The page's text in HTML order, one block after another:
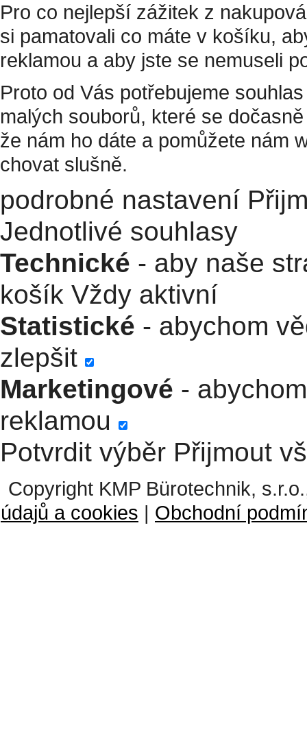
Pro co nejlepší zážitek z
si pamatovali co máte v košíku,
reklamou a aby jste se nemuseli
Proto od Vás potřebujeme
malých souborů, které se
že nám ho dáte a pomůžete nám
chovat slušně.
podrobné nastavení
Jednotlivé souhlasy
Technické - aby naše
košík Vždy aktivní
Statistické - abychom
zlepšit
Marketingové -
reklamou
Potvrdit výběr Přijmout
Copyright KMP Bürotechnik,
údajů a cookies | Obchodní